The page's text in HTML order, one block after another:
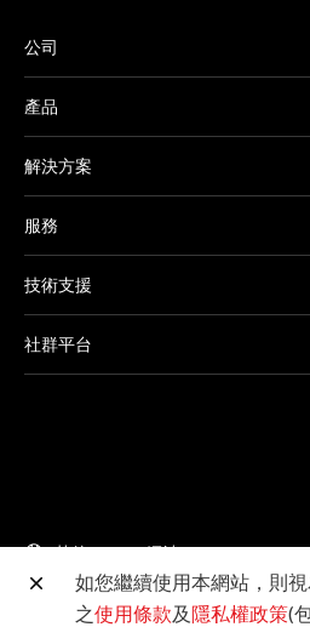
公司
產品
解決方案
服務
技術支援
社群平台
其他 Canon 網站
如您繼續使用本網站，則
之使用條款及隱私權政策(